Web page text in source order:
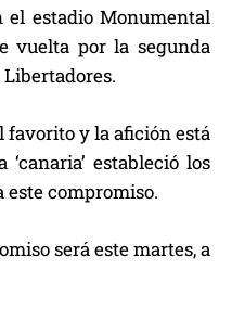
estadio Monumental
vuelta por la segunda
Libertadores.
favorito y la afición está
estableció los
este compromiso.
será este martes, a